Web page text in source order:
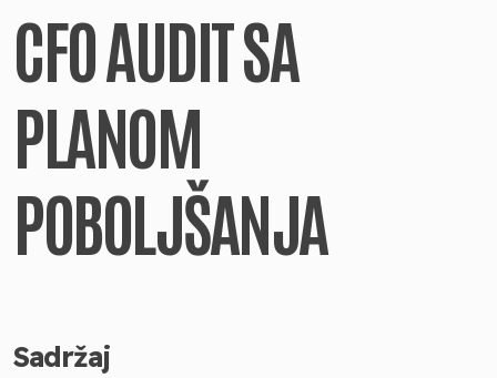
CFO AUDIT SA
PLANOM
POBOLJŠANJA
Sadržaj